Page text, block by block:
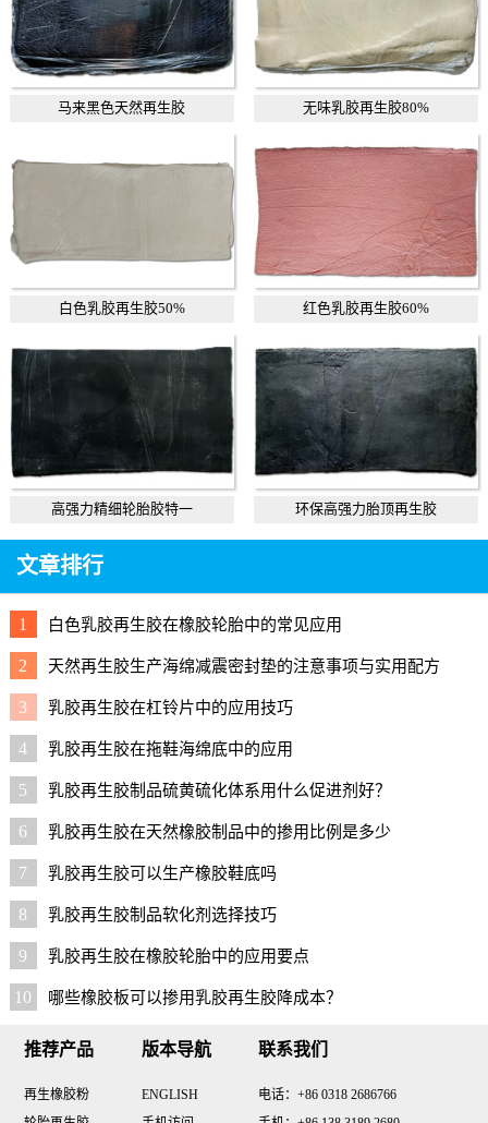
马来黑色天然再生胶 无味乳胶再生胶80%
白色乳胶再生胶50% 红色乳胶再生胶60%
高强力精细轮胎胶特一 环保高强力胎顶再生胶
文章排行
1 白色乳胶再生胶在橡胶轮胎中的常见应用
2 天然再生胶生产海绵减震密封垫的注意事项与实用配方
3 乳胶再生胶在杠铃片中的应用技巧
4 乳胶再生胶在拖鞋海绵底中的应用
5 乳胶再生胶制品硫黄硫化体系用什么促进剂好？
6 乳胶再生胶在天然橡胶制品中的掺用比例是多少
7 乳胶再生胶可以生产橡胶鞋底吗
8 乳胶再生胶制品软化剂选择技巧
9 乳胶再生胶在橡胶轮胎中的应用要点
10 哪些橡胶板可以掺用乳胶再生胶降成本？
推荐产品
再生橡胶粉
版本导航
ENGLISH
联系我们
电话：+86 0318 2686766